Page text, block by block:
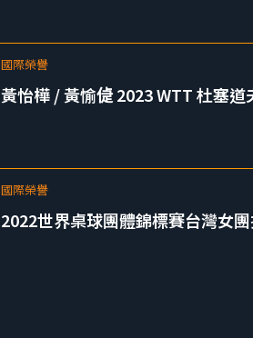
國際榮譽
黃怡樺 / 黃愉偼 2023 WTT 杜塞
國際榮譽
2022世界桌球團體錦標賽台灣女